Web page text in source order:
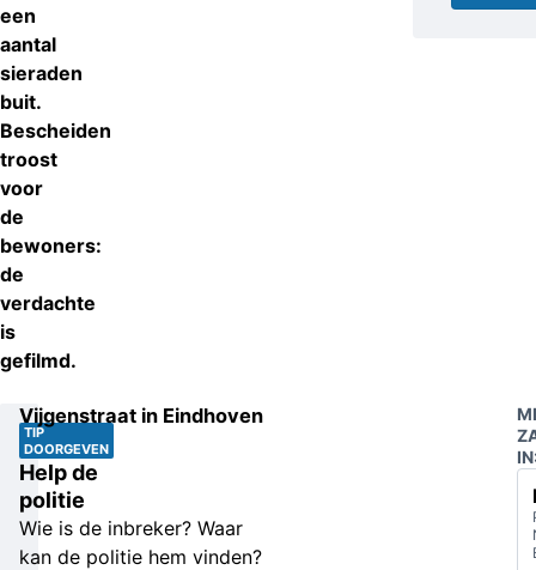
een
aantal
sieraden
buit.
Bescheiden
troost
voor
de
bewoners:
de
verdachte
is
gefilmd.
TIP
DOORGEVEN
Help de
politie
Wie is de inbreker? Waar
kan de politie hem vinden?
Vijgenstraat in Eindhoven